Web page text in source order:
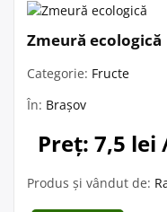
Zmeură ecologică
Categorie: Fructe
În: Brașov
Preț: 7,5 lei
Produs și vândut de: